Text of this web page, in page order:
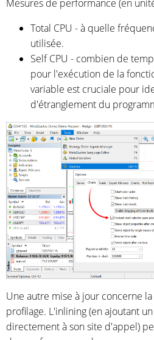
Mesures de performance (en
Total CPU - à quelle
utilisée.
Self CPU - combien de
pour l'exécution de la
variable est cruciale pour
d'étranglement du
Une autre mise à jour concerne
profilage. L'inlining (en ajoutant
directement à son site d'appel)